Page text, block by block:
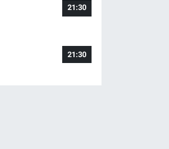
21:30
21:30